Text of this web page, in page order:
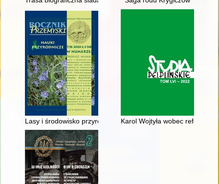
Lasy i środowisko przyrodnicze wschodniej części Kotliny
Karol Wojtyła wobec reformy